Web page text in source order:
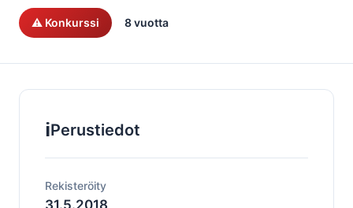
⚠️ Konkurssi 8 vuotta
ℹ️Perustiedot
Rekisteröity
31.5.2018